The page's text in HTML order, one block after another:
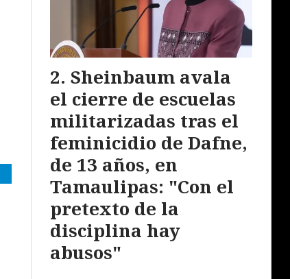
Sheinbaum avala
el cierre de escuelas
militarizadas tras el
feminicidio de Dafne,
de 13 años, en
Tamaulipas: "Con el
pretexto de la
disciplina hay
abusos"